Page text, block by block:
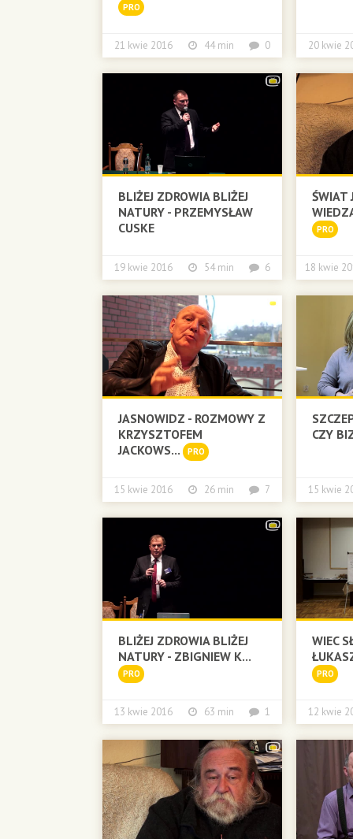
PRO
21 kwie 2016 44 min 0 20 kwie
BLIŻEJ ZDROWIA BLIŻEJ
NATURY - PRZEMYSŁAW
CUSKE
19 kwie 2016 54 min 6
ŚWIAT
PRO
18 kwie
JASNOWIDZ - ROZMOWY Z
KRZYSZTOFEM
JACKOWS...
PRO
15 kwie 2016 26 min 7
CZY
15 kwie
BLIŻEJ ZDROWIA BLIŻEJ
NATURY - ZBIGNIEW K...
PRO
13 kwie 2016 63 min 1
WIEC
PRO
12 kwie